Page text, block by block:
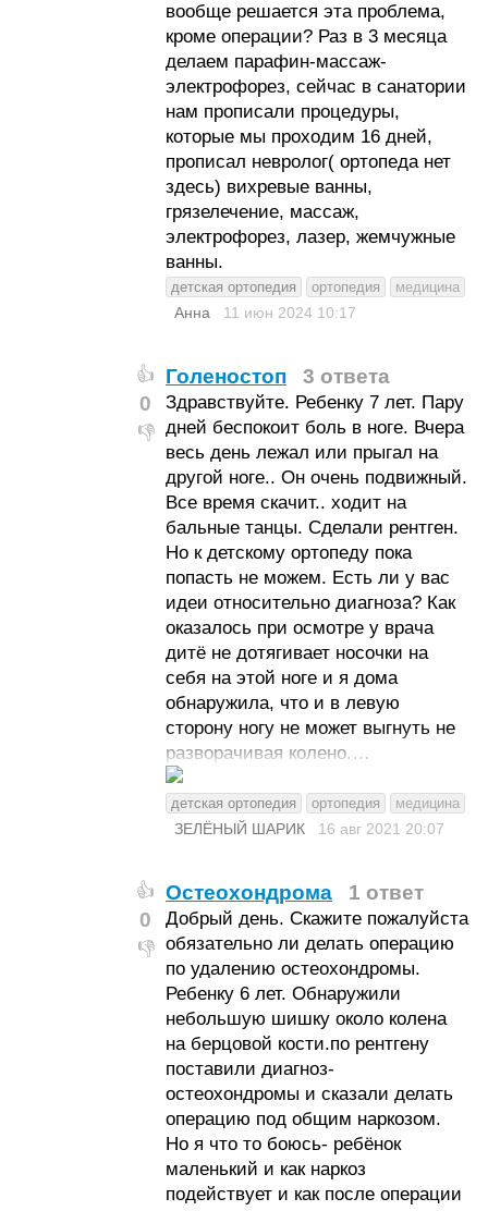
вообще решается эта проблема,
кроме операции? Раз в 3 месяца
делаем парафин-массаж-
электрофорез, сейчас в санатории
нам прописали процедуры,
которые мы проходим 16 дней,
прописал невролог( ортопеда нет
здесь) вихревые ванны,
грязелечение, массаж,
электрофорез, лазер, жемчужные
ванны.
детская ортопедия ортопедия медицина
Анна 11 июн 2024 10:17
👍
0
👎
Голеностоп 3 ответа
Здравствуйте. Ребенку 7 лет. Пару
дней беспокоит боль в ноге. Вчера
весь день лежал или прыгал на
другой ноге.. Он очень подвижный.
Все время скачит.. ходит на
бальные танцы. Сделали рентген.
Но к детскому ортопеду пока
попасть не можем. Есть ли у вас
идеи относительно диагноза? Как
оказалось при осмотре у врача
дитё не дотягивает носочки на
себя на этой ноге и я дома
обнаружила, что и в левую
сторону ногу не может выгнуть не
разворачивая колено.…
детская ортопедия ортопедия медицина
ЗЕЛЁНЫЙ ШАРИК 16 авг 2021 20:07
👍
0
👎
Остеохондрома 1 ответ
Добрый день. Скажите пожалуйста
обязательно ли делать операцию
по удалению остеохондромы.
Ребенку 6 лет. Обнаружили
небольшую шишку около колена
на берцовой кости.по рентгену
поставили диагноз-
остеохондромы и сказали делать
операцию под общим наркозом.
Но я что то боюсь- ребёнок
маленький и как наркоз
подействует и как после операции